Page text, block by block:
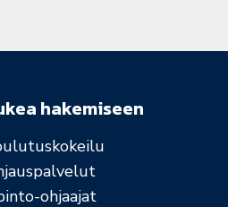
hakemiseen
ohjaajat